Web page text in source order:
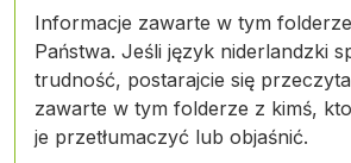
Informacje zawarte w tym
Państwa. Jeśli język niderlandzki
trudność, postarajcie się
zawarte w tym folderze z kimś,
je przetłumaczyć lub objaśnić.